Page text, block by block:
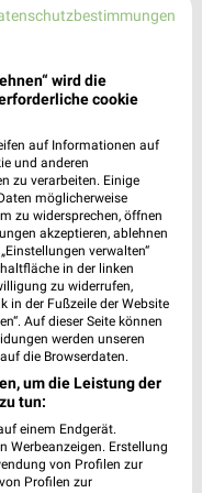
Prospekte
in
06Do 07Fr
wird die
cookie
auf Informationen auf
und anderen
zu verarbeiten. Einige
möglicherweise
zu widersprechen, öffnen
akzeptieren, ablehnen
verwalten“
in der linken
zu widerrufen,
in der Fußzeile der Website
Auf dieser Seite können
werden unseren
die Browserdaten.
um die Leistung der
tun:
einem Endgerät.
Werbeanzeigen. Erstellung
von Profilen zur
Profilen zur